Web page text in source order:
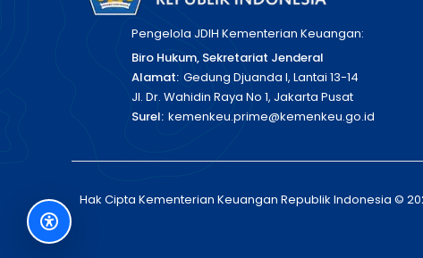
Pengelola JDIH Kementerian Keuangan:
Biro Hukum, Sekretariat Jenderal
Alamat: Gedung Djuanda I, Lantai 13-14
Jl. Dr. Wahidin Raya No 1, Jakarta Pusat
Surel: kemenkeu.prime@kemenkeu.go.id
Hak Cipta Kementerian Keuangan Republik Indonesia ©